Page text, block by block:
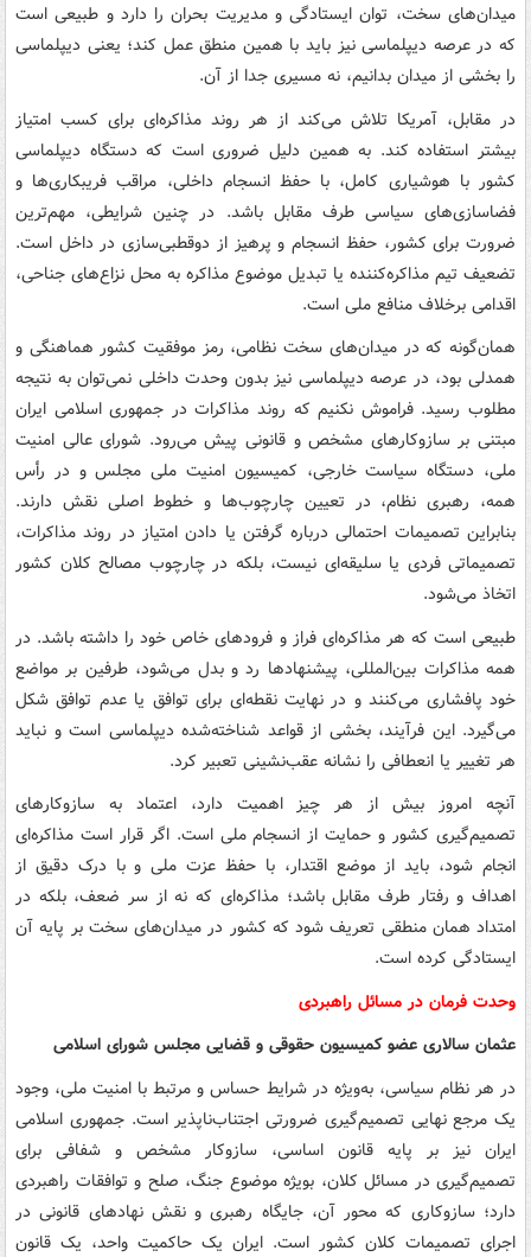
میدان‌های سخت، توان ایستادگی و مدیریت بحران را دارد و طبیعی است
که در عرصه دیپلماسی نیز باید با همین منطق عمل کند؛ یعنی دیپلماسی
را بخشی از میدان بدانیم، نه مسیری جدا از آن.
در مقابل، آمریکا تلاش می‌کند از هر روند مذاکره‌ای برای کسب امتیاز
بیشتر استفاده کند. به همین دلیل ضروری است که دستگاه دیپلماسی
کشور با هوشیاری کامل، با حفظ انسجام داخلی، مراقب فریبکاری‌ها و
فضاسازی‌های سیاسی طرف مقابل باشد. در چنین شرایطی، مهم‌ترین
ضرورت برای کشور، حفظ انسجام و پرهیز از دوقطبی‌سازی در داخل است.
تضعیف تیم مذاکره‌کننده یا تبدیل موضوع مذاکره به محل نزاع‌های جناحی،
اقدامی برخلاف منافع ملی است.
همان‌گونه که در میدان‌های سخت نظامی، رمز موفقیت کشور هماهنگی و
همدلی بود، در عرصه دیپلماسی نیز بدون وحدت داخلی نمی‌توان به نتیجه
مطلوب رسید. فراموش نکنیم که روند مذاکرات در جمهوری اسلامی ایران
مبتنی بر سازوکارهای مشخص و قانونی پیش می‌رود. شورای عالی امنیت
ملی، دستگاه سیاست خارجی، کمیسیون امنیت ملی مجلس و در رأس
همه، رهبری نظام، در تعیین چارچوب‌ها و خطوط اصلی نقش دارند.
بنابراین تصمیمات احتمالی درباره گرفتن یا دادن امتیاز در روند مذاکرات،
تصمیماتی فردی یا سلیقه‌ای نیست، بلکه در چارچوب مصالح کلان کشور
اتخاذ می‌شود.
طبیعی است که هر مذاکره‌ای فراز و فرودهای خاص خود را داشته باشد. در
همه مذاکرات بین‌المللی، پیشنهادها رد و بدل می‌شود، طرفین بر مواضع
خود پافشاری می‌کنند و در نهایت نقطه‌ای برای توافق یا عدم توافق شکل
می‌گیرد. این فرآیند، بخشی از قواعد شناخته‌شده دیپلماسی است و نباید
هر تغییر یا انعطافی را نشانه عقب‌نشینی تعبیر کرد.
آنچه امروز بیش از هر چیز اهمیت دارد، اعتماد به سازوکارهای
تصمیم‌گیری کشور و حمایت از انسجام ملی است. اگر قرار است مذاکره‌ای
انجام شود، باید از موضع اقتدار، با حفظ عزت ملی و با درک دقیق از
اهداف و رفتار طرف مقابل باشد؛ مذاکره‌ای که نه از سر ضعف، بلکه در
امتداد همان منطقی تعریف شود که کشور در میدان‌های سخت بر پایه آن
ایستادگی کرده است.
وحدت فرمان در مسائل راهبردی
عثمان سالاری عضو کمیسیون حقوقی و قضایی مجلس شورای اسلامی
در هر نظام سیاسی، به‌ویژه در شرایط حساس و مرتبط با امنیت ملی، وجود
یک مرجع نهایی تصمیم‌گیری ضرورتی اجتناب‌ناپذیر است. جمهوری اسلامی
ایران نیز بر پایه قانون اساسی، سازوکار مشخص و شفافی برای
تصمیم‌گیری در مسائل کلان، بویژه موضوع جنگ، صلح و توافقات راهبردی
دارد؛ سازوکاری که محور آن، جایگاه رهبری و نقش نهادهای قانونی در
اجرای تصمیمات کلان کشور است. ایران یک حاکمیت واحد، یک قانون